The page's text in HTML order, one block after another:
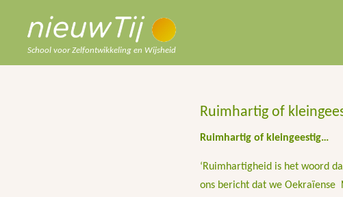
School voor Zelfontwikkeling en Wijsheid
Ruimhartig of
Ruimhartig of kleingeestig…
‘Ruimhartigheid is het woord
ons bericht dat we Oekraïense